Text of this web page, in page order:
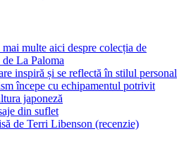
multe aici despre colecția de
La Paloma
inspiră și se reflectă în stilul personal
începe cu echipamentul potrivit
japoneză
din suflet
de Terri Libenson (recenzie)